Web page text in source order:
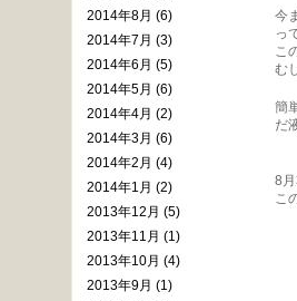
今
っ
こ
む
簡
だ
8
こ
2014年8月 (6)
2014年7月 (3)
2014年6月 (5)
2014年5月 (6)
2014年4月 (2)
2014年3月 (6)
2014年2月 (4)
2014年1月 (2)
2013年12月 (5)
2013年11月 (1)
2013年10月 (4)
2013年9月 (1)